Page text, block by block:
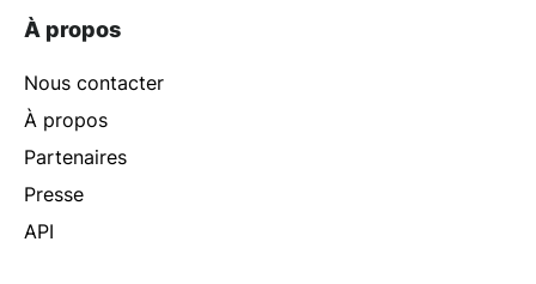
À propos
Nous contacter
À propos
Partenaires
Presse
API